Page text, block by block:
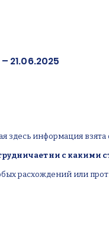
21.06.2025
информация
ни с
расхождений или